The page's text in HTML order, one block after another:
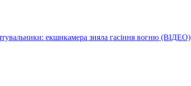
екшнкамера зняла гасіння вогню (ВІДЕО)